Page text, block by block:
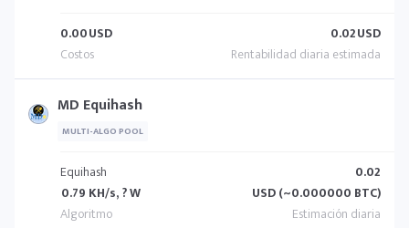
0.00USD 0.02USD
MD Equihash
MULTI-ALGO POOL
Equihash
0.79 KH/s, ? W
0.02
USD (~0.000000 BTC)